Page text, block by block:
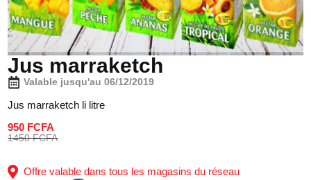
Jus marraketch
Valable jusqu'au 06/12/2019
Jus marraketch li litre
950 FCFA
1450 FCFA
Offre valable dans tous les magasins du réseau